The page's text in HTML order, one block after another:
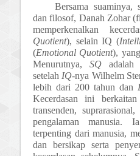
Bersama
dan filosof, Danah Zohar
memperkenalkan
Quotient), selain IQ (
(Emotional Quotient),
Menurutnya,SQadalah
setelah IQ-nya Wilhelm
lebih dari 200 tahun dan
Kecerdasan ini
transenden,
pengalaman manusia.
terpenting dari manusia,
dan bersikap serta